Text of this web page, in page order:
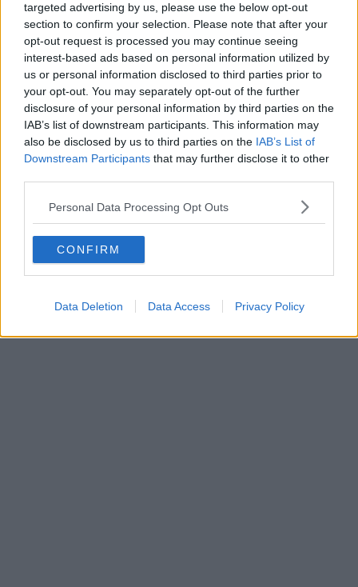
targeted advertising by us, please use the below opt-out
section to confirm your selection. Please note that after your
opt-out request is processed you may continue seeing
interest-based ads based on personal information utilized by
us or personal information disclosed to third parties prior to
your opt-out. You may separately opt-out of the further
disclosure of your personal information by third parties on the
IAB’s list of downstream participants. This information may
also be disclosed by us to third parties on the IAB’s List of
Downstream Participants that may further disclose it to other
Personal Data Processing Opt Outs
CONFIRM
Data Deletion Data Access Privacy Policy
Ermini ricorda che a Castiglion Fibocchi non si è verificato
nessun
caso di contagioe attualmente solo una persona si trova in
quarantena preventiva.
In paese è già stato attivato ilCentro Operativo Comunale
grado di essere pronto a far fronte ad eventuali emergenze.
Già partiti, anche, gli interventi disanificazionesull'intero territorio
Castiglioni e Gello Biscardo.
Riportiamo il videomessaggio completo di Marco Ermini, sindaco di
Castiglion Fibocchi.